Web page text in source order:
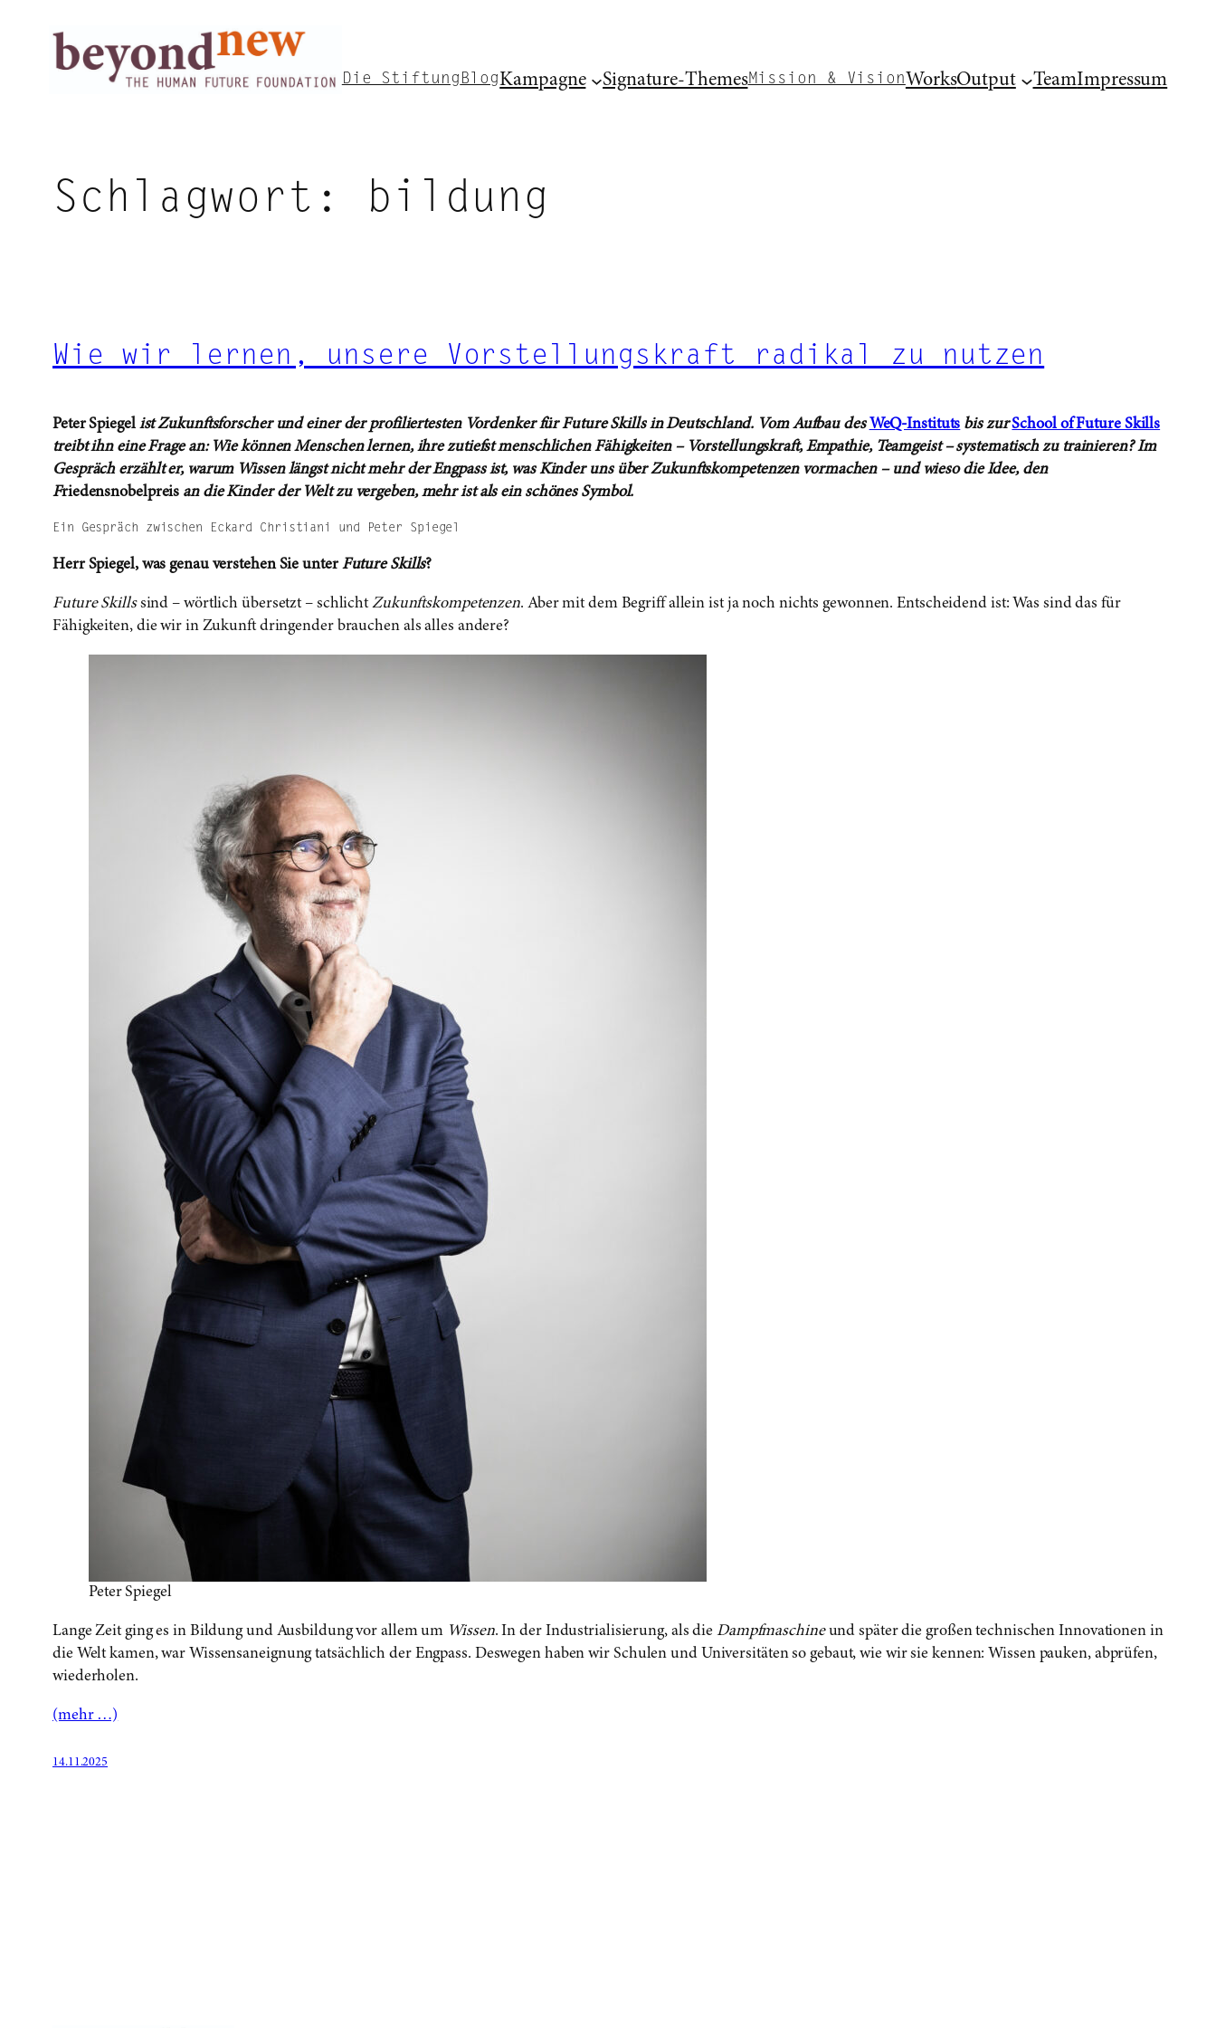
springen
Die Stiftung BlogKampagne Signature-ThemesMission & VisionWorksOutput TeamImpressum
Schlagwort: bildung
Wie wir lernen, unsere Vorstellungskraft radikal zu nutzen
Peter Spiegelist Zukunftsforscher und einer der profiliertesten Vordenker für Future Skills in Deutschland. Vom Aufbau des WeQ-Instituts bis zurSchool of Future Skills
treibt ihn eine Frage an: Wie können Menschen lernen, ihre zutiefst menschlichen Fähigkeiten – Vorstellungskraft, Empathie, Teamgeist – systematisch zu trainieren? Im
Gespräch erzählt er, warum Wissen längst nicht mehr der Engpass ist, was Kinder uns über Zukunftskompetenzen vormachen – und wieso die Idee, den
Friedensnobelpreis an die Kinder der Welt zu vergeben, mehr ist als ein schönes Symbol.
Ein Gespräch zwischen Eckard Christiani und Peter Spiegel
Herr Spiegel, was genau verstehen Sie unterFuture Skills?
Future Skillssind – wörtlich übersetzt – schlicht Zukunftskompetenzen. Aber mit dem Begriff allein ist ja noch nichts gewonnen. Entscheidend ist: Was sind das für
Fähigkeiten, die wir in Zukunft dringender brauchen als alles andere?
Peter Spiegel
Lange Zeit ging es in Bildung und Ausbildung vor allem um Wissen. In der Industrialisierung, als die Dampfmaschineund später die großen technischen Innovationen in
die Welt kamen, war Wissensaneignung tatsächlich der Engpass. Deswegen haben wir Schulen und Universitäten so gebaut, wie wir sie kennen: Wissen pauken, abprüfen,
wiederholen.
(mehr …)
14.11.2025